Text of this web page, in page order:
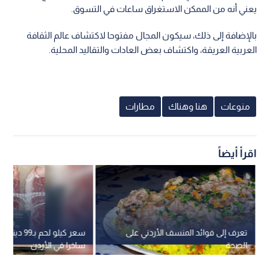
يعني أنه من الممكن الاستغراق ساعات في التسوق.
بالإضافة إلى ذلك، سيكون المجال مفتوحا لاكتشاف عالم الثقافة
العربية العريقة، واكتشاف بعض العادات والتقاليد المحلية.
منوعات هنا وهناك مطارات
اقرأ أيضاً
سعر كيلو لحم
ساخرا في الأردن
تعرف إلى فوائد المنسف الأردني على
الصحة